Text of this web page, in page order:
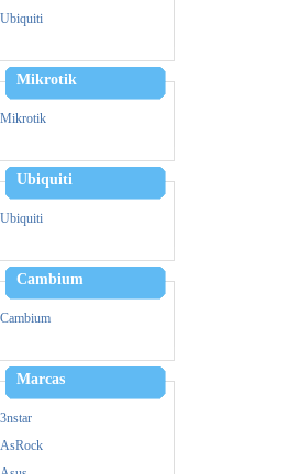
Triturador De Papel
Ubiquiti
Mikrotik
Mikrotik
Ubiquiti
Ubiquiti
Cambium
Cambium
Marcas
3nstar
AsRock